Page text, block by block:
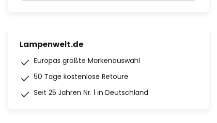
Lampenwelt.de
Europas größte Markenauswahl
50 Tage kostenlose Retoure
Seit 25 Jahren Nr. 1 in Deutschland